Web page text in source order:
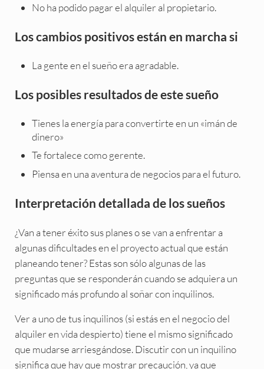
No ha podido pagar el alquiler al propietario.
Los cambios positivos están en marcha si
La gente en el sueño era agradable.
Los posibles resultados de este sueño
Tienes la energía para convertirte en un «imán de
dinero»
Te fortalece como gerente.
Piensa en una aventura de negocios para el futuro.
Interpretación detallada de los sueños
¿Van a tener éxito sus planes o se van a enfrentar a
algunas dificultades en el proyecto actual que están
planeando tener? Estas son sólo algunas de las
preguntas que se responderán cuando se adquiera un
significado más profundo al soñar con inquilinos.
Ver a uno de tus inquilinos (si estás en el negocio del
alquiler en vida despierto) tiene el mismo significado
que mudarse arriesgándose. Discutir con un inquilino
significa que hay que mostrar precaución, ya que